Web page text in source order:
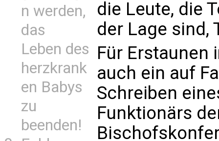
n werden,
das
Leben des
herzkrank
en Babys
zu
beenden!
die Leute, die
der Lage sind,
Für Erstaunen
auch ein auf
Schreiben
Funktionärs